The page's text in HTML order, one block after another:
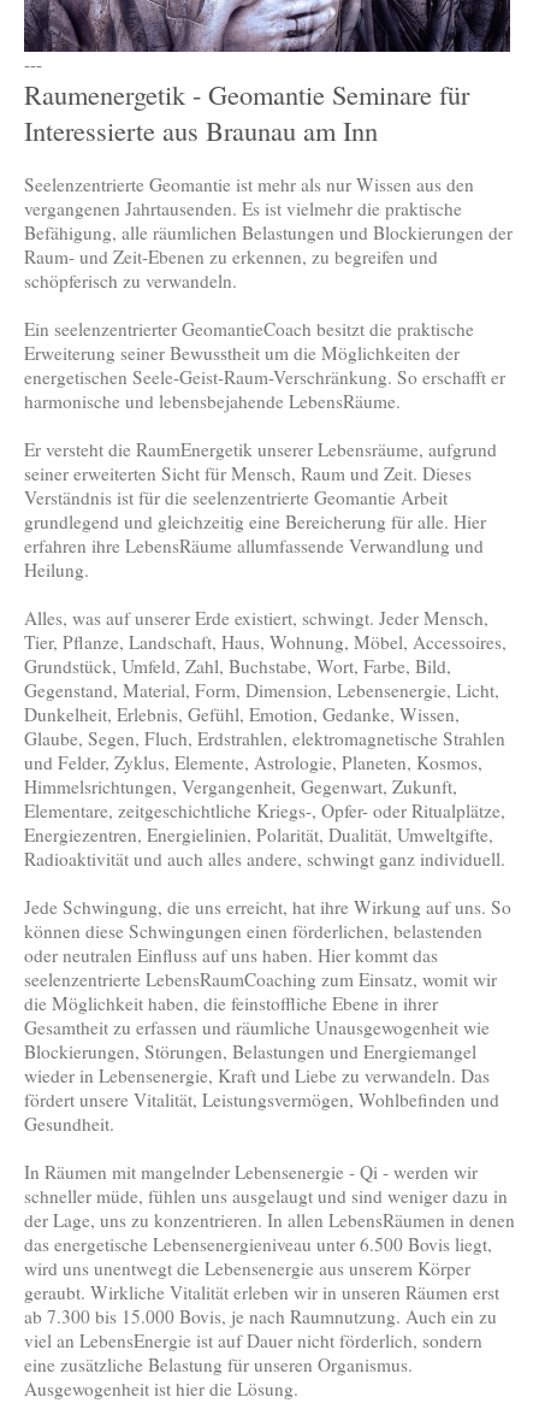
---
Raumenergetik - Geomantie Seminare für
Interessierte aus Braunau am Inn
Seelenzentrierte Geomantie ist mehr als nur Wissen aus den
vergangenen Jahrtausenden. Es ist vielmehr die praktische
Befähigung, alle räumlichen Belastungen und Blockierungen der
Raum- und Zeit-Ebenen zu erkennen, zu begreifen und
schöpferisch zu verwandeln.
Ein seelenzentrierter GeomantieCoach besitzt die praktische
Erweiterung seiner Bewusstheit um die Möglichkeiten der
energetischen Seele-Geist-Raum-Verschränkung. So erschafft er
harmonische und lebensbejahende LebensRäume.
Er versteht die RaumEnergetik unserer Lebensräume, aufgrund
seiner erweiterten Sicht für Mensch, Raum und Zeit. Dieses
Verständnis ist für die seelenzentrierte Geomantie Arbeit
grundlegend und gleichzeitig eine Bereicherung für alle. Hier
erfahren ihre LebensRäume allumfassende Verwandlung und
Heilung.
Alles, was auf unserer Erde existiert, schwingt. Jeder Mensch,
Tier, Pflanze, Landschaft, Haus, Wohnung, Möbel, Accessoires,
Grundstück, Umfeld, Zahl, Buchstabe, Wort, Farbe, Bild,
Gegenstand, Material, Form, Dimension, Lebensenergie, Licht,
Dunkelheit, Erlebnis, Gefühl, Emotion, Gedanke, Wissen,
Glaube, Segen, Fluch, Erdstrahlen, elektromagnetische Strahlen
und Felder, Zyklus, Elemente, Astrologie, Planeten, Kosmos,
Himmelsrichtungen, Vergangenheit, Gegenwart, Zukunft,
Elementare, zeitgeschichtliche Kriegs-, Opfer- oder Ritualplätze,
Energiezentren, Energielinien, Polarität, Dualität, Umweltgifte,
Radioaktivität und auch alles andere, schwingt ganz individuell.
Jede Schwingung, die uns erreicht, hat ihre Wirkung auf uns. So
können diese Schwingungen einen förderlichen, belastenden
oder neutralen Einfluss auf uns haben. Hier kommt das
seelenzentrierte LebensRaumCoaching zum Einsatz, womit wir
die Möglichkeit haben, die feinstoffliche Ebene in ihrer
Gesamtheit zu erfassen und räumliche Unausgewogenheit wie
Blockierungen, Störungen, Belastungen und Energiemangel
wieder in Lebensenergie, Kraft und Liebe zu verwandeln. Das
fördert unsere Vitalität, Leistungsvermögen, Wohlbefinden und
Gesundheit.
In Räumen mit mangelnder Lebensenergie - Qi - werden wir
schneller müde, fühlen uns ausgelaugt und sind weniger dazu in
der Lage, uns zu konzentrieren. In allen LebensRäumen in denen
das energetische Lebensenergieniveau unter 6.500 Bovis liegt,
wird uns unentwegt die Lebensenergie aus unserem Körper
geraubt. Wirkliche Vitalität erleben wir in unseren Räumen erst
ab 7.300 bis 15.000 Bovis, je nach Raumnutzung. Auch ein zu
viel an LebensEnergie ist auf Dauer nicht förderlich, sondern
eine zusätzliche Belastung für unseren Organismus.
Ausgewogenheit ist hier die Lösung.